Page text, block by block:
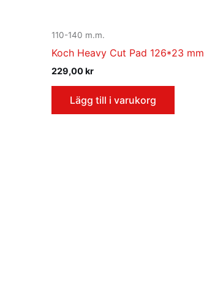
110-140 m.m.
Koch Heavy Cut Pad 126*23 mm
229,00kr
Lägg till i varukorg